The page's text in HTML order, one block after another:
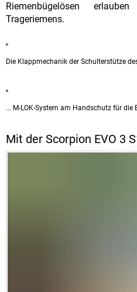
Riemenbügelösen
Trageriemens.
Die Klappmechanik der Schulterstütze
... M-LOK-System am Handschutz für
Mit der Scorpion EVO 3